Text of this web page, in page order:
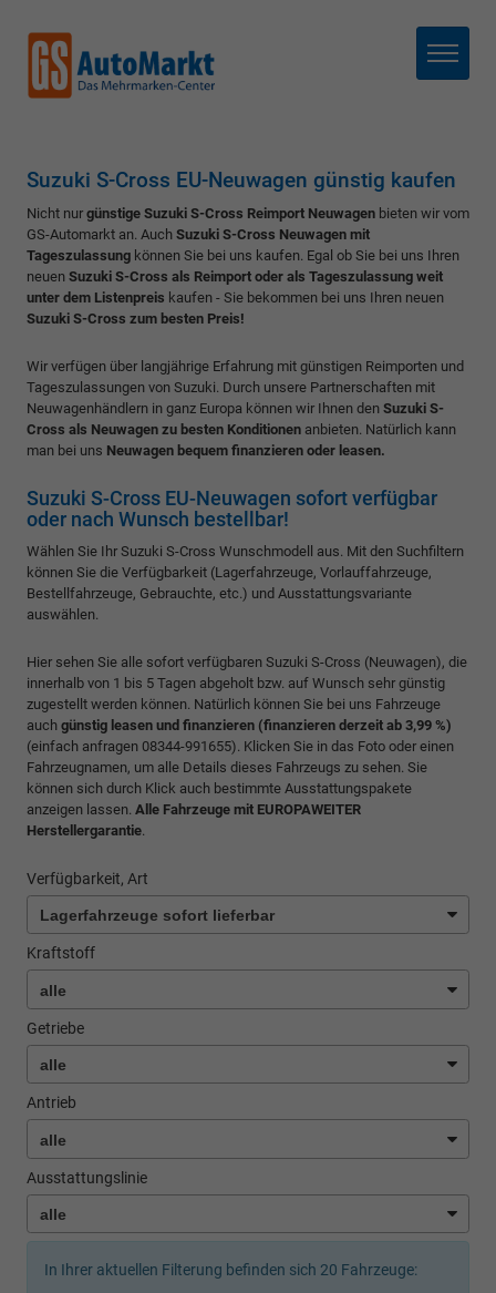
Menü
Suzuki S-Cross EU-Neuwagen günstig kaufen
Nicht nur günstige Suzuki S-Cross Reimport Neuwagen bieten wir vom
GS-Automarkt an. Auch Suzuki S-Cross Neuwagen mit
Tageszulassung können Sie bei uns kaufen. Egal ob Sie bei uns Ihren
neuen Suzuki S-Cross als Reimport oder als Tageszulassung weit
unter dem Listenpreis kaufen - Sie bekommen bei uns Ihren neuen
Suzuki S-Cross zum besten Preis!
Wir verfügen über langjährige Erfahrung mit günstigen Reimporten und
Tageszulassungen von Suzuki. Durch unsere Partnerschaften mit
Neuwagenhändlern in ganz Europa können wir Ihnen den Suzuki S-
Cross als Neuwagen zu besten Konditionen anbieten. Natürlich kann
man bei uns Neuwagen bequem finanzieren oder leasen.
Suzuki S-Cross EU-Neuwagen sofort verfügbar
oder nach Wunsch bestellbar!
Wählen Sie Ihr Suzuki S-Cross Wunschmodell aus. Mit den Suchfiltern
können Sie die Verfügbarkeit (Lagerfahrzeuge, Vorlauffahrzeuge,
Bestellfahrzeuge, Gebrauchte, etc.) und Ausstattungsvariante
auswählen.
Hier sehen Sie alle sofort verfügbaren Suzuki S-Cross (Neuwagen), die
innerhalb von 1 bis 5 Tagen abgeholt bzw. auf Wunsch sehr günstig
zugestellt werden können. Natürlich können Sie bei uns Fahrzeuge
auch günstig leasen und finanzieren (finanzieren derzeit ab 3,99 %)
(einfach anfragen 08344-991655). Klicken Sie in das Foto oder einen
Fahrzeugnamen, um alle Details dieses Fahrzeugs zu sehen. Sie
können sich durch Klick auch bestimmte Ausstattungspakete
anzeigen lassen. Alle Fahrzeuge mit EUROPAWEITER
Herstellergarantie.
Verfügbarkeit, Art
Kraftstoff
Getriebe
Antrieb
Ausstattungslinie
In Ihrer aktuellen Filterung befinden sich 20 Fahrzeuge: